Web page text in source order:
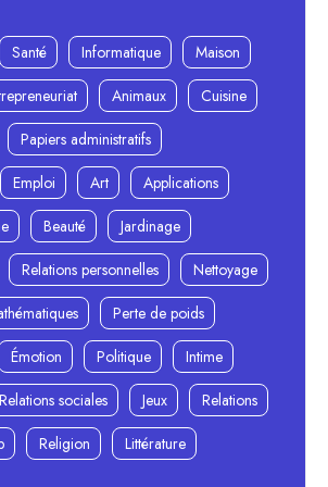
Santé Informatique
Maison
Animaux
Cuisine
Papiers administratifs
Emploi Art
Applications
Beauté
Jardinage
Relations personnelles
Nettoyage
Perte de poids
Émotion Politique
Intime
Relations sociales Jeux
Relations
Religion Littérature